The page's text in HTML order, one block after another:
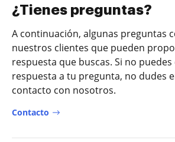
¿Tienes preguntas?
A continuación, algunas preguntas
nuestros clientes que pueden
respuesta que buscas. Si no
respuesta a tu pregunta, no dudes
contacto con nosotros.
Contacto